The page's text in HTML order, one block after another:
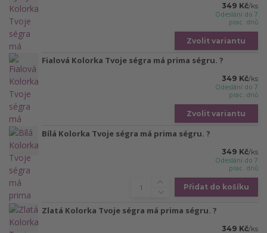
349 Kč/ks
Odeslání do 7
prac. dnů
Zvolit variantu
Fialová Kolorka Tvoje ségra má prima ségru. ?
349 Kč/ks
Odeslání do 7
prac. dnů
Zvolit variantu
Bílá Kolorka Tvoje ségra má prima ségru. ?
349 Kč/ks
Odeslání do 7
prac. dnů
Přidat do košíku
Zlatá Kolorka Tvoje ségra má prima ségru. ?
349 Kč/ks